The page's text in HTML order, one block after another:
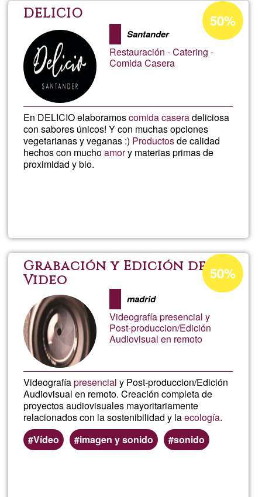
de
la
DELICIO
Santander
Restauración - Catering -
Comida Casera
En DELICIO elaboramoscomida caseradeliciosa
con sabores únicos! Y con muchas opciones
vegetarianas y veganas :) Productosde calidad
hechos con muchoamory materias primas de
proximidad y bio.
Percentatge
d'acceptació
de
G1
50%
Grabación y Edición de
Video
madrid
Videografía presencial y
Post-produccion/Edición
Audiovisual en remoto
Videografíapresencial y Post-produccion/Edición
Audiovisual en remoto. Creación completa de
proyectos audiovisuales mayoritariamente
relacionados con la sostenibilidad y laecología.
Vídeo
imagen y sonido sonido
Percentatge
d'acceptació
de
50%